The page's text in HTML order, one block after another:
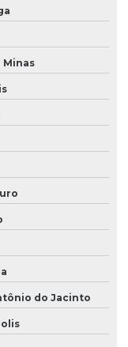
Minas
do Jacinto